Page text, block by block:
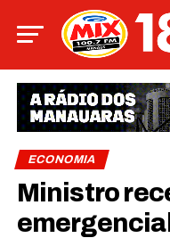
ECONOMIA
Ministro